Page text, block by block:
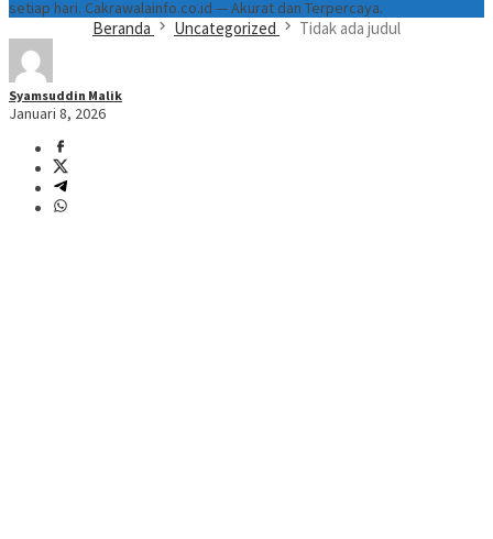
setiap hari. Cakrawalainfo.co.id — Akurat dan Terpercaya.
Beranda Uncategorized Tidak ada judul
Syamsuddin Malik
Januari 8, 2026